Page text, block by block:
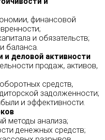
финансовой
и обязательств;
баланса.
и деловой активности
продаж, активов,
средств,
задолженности;
и эффективности.
методы анализа;
денежных средств;